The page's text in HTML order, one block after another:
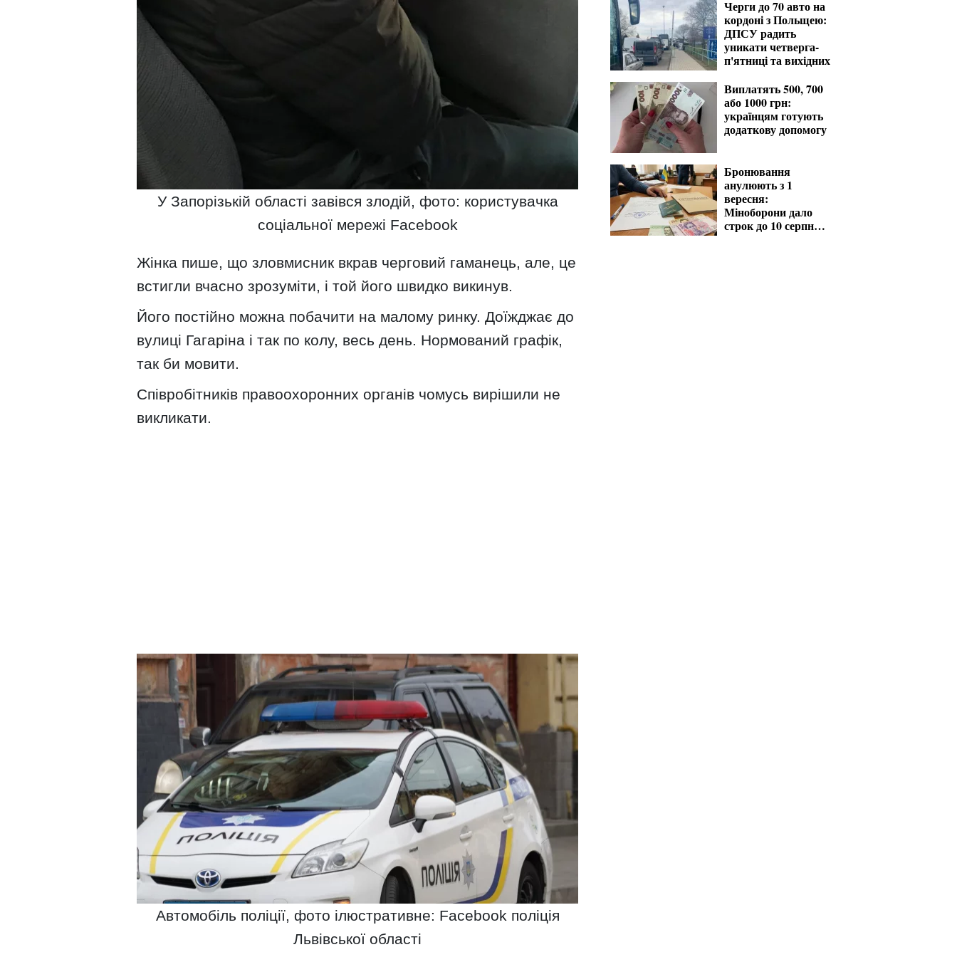
У Запорізькій області завівся злодій, фото: користувачка
соціальної мережі Facebook
Жінка пише, що зловмисник вкрав черговий гаманець, але, це
встигли вчасно зрозуміти, і той його швидко викинув.
Його постійно можна побачити на малому ринку. Доїжджає до
вулиці Гагаріна і так по колу, весь день. Нормований графік,
так би мовити.
Співробітників правоохоронних органів чомусь вирішили не
викликати.
Автомобіль поліції, фото ілюстративне: Facebook поліція
Львівської області
Черги до 70 авто на
кордоні з Польщею:
ДПСУ радить
уникати четверга-
п'ятниці та вихідних
Виплатять 500, 700
або 1000 грн:
українцям готують
додаткову допомогу
Бронювання
анулюють з 1
вересня:
Міноборони дало
строк до 10 серпня